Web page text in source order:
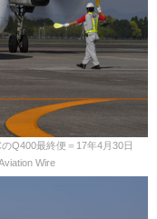
Q400最終便＝17年4月30日
Wire